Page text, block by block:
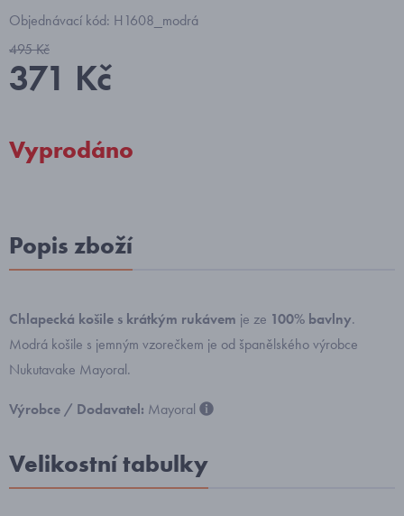
Objednávací kód: H1608_modrá
495 Kč
371 Kč
Vyprodáno
Popis zboží
Chlapecká košile s krátkým rukávem je ze 100% bavlny.
Modrá košile s jemným vzorečkem je od španělského výrobce
Nukutavake Mayoral.
Výrobce / Dodavatel: Mayoral
Velikostní tabulky